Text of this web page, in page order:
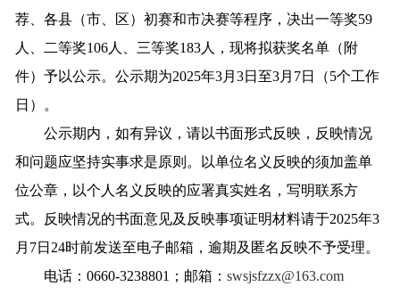
荐、各县（市、区）初赛和市决赛等程序，决出一等奖59
人、二等奖106人、三等奖183人，现将拟获奖名单（附
件）予以公示。公示期为2025年3月3日至3月7日（5个工作
日）。
公示期内，如有异议，请以书面形式反映，反映情况
和问题应坚持实事求是原则。以单位名义反映的须加盖单
位公章，以个人名义反映的应署真实姓名，写明联系方
式。反映情况的书面意见及反映事项证明材料请于2025年3
月7日24时前发送至电子邮箱，逾期及匿名反映不予受理。
电话：0660-3238801；邮箱：swsjsfzzx@163.com